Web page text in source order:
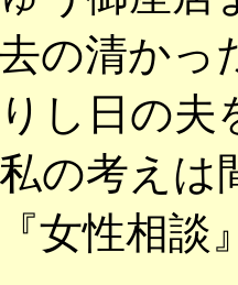
の清かっ
し日の夫
の考え
『女性相談